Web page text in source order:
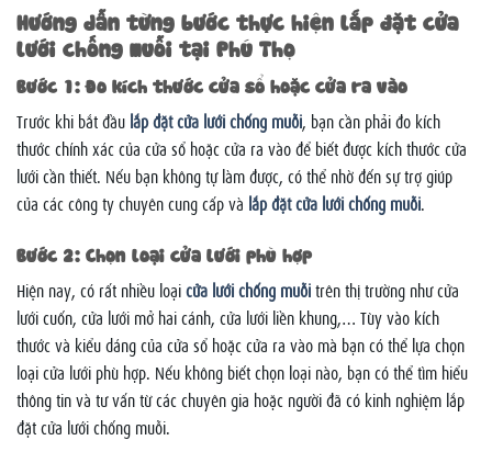
Hướng dẫn từng bước thực hiện lắp đặt cửa
lưới chống muỗi tại Phú Thọ
Bước 1: Đo kích thước cửa sổ hoặc cửa ra vào
Trước khi bắt đầu lắp đặt cửa lưới chống muỗi, bạn cần phải đo kích
thước chính xác của cửa sổ hoặc cửa ra vào để biết được kích thước cửa
lưới cần thiết. Nếu bạn không tự làm được, có thể nhờ đến sự trợ giúp
của các công ty chuyên cung cấp và lắp đặt cửa lưới chống muỗi.
Bước 2: Chọn loại cửa lưới phù hợp
Hiện nay, có rất nhiều loạicửa lưới chống muỗitrên thị trường như cửa
lưới cuốn, cửa lưới mở hai cánh, cửa lưới liền khung,… Tùy vào kích
thước và kiểu dáng của cửa sổ hoặc cửa ra vào mà bạn có thể lựa chọn
loại cửa lưới phù hợp. Nếu không biết chọn loại nào, bạn có thể tìm hiểu
thông tin và tư vấn từ các chuyên gia hoặc người đã có kinh nghiệm lắp
đặt cửa lưới chống muỗi.